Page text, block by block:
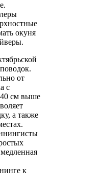
окуня
от
с
см выше
а также
к